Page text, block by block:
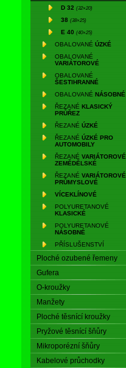
D 32 (32×20)
38 (38×25)
E 40 (40×25)
OBALOVANÉ ÚZKÉ
OBALOVANÉ
VARIÁTOROVÉ
OBALOVANÉ
ŠESTIHRANNÉ
OBALOVANÉ NÁSOBNÉ
ŘEZANÉ KLASICKÝ
PRŮŘEZ
ŘEZANÉ ÚZKÉ
ŘEZANÉ ÚZKÉ PRO
AUTOMOBILY
ŘEZANÉ VARIÁTOROVÉ
ZEMĚDĚLSKÉ
ŘEZANÉ VARIÁTOROVÉ
PRŮMYSLOVÉ
VÍCEKLÍNOVÉ
POLYURETANOVÉ
KLASICKÉ
POLYURETANOVÉ
NÁSOBNÉ
PŘÍSLUŠENSTVÍ
Ploché ozubené řemeny
Gufera
O-kroužky
Manžety
Ploché těsnící kroužky
Pryžové těsnící šňůry
Mikroporézní šňůry
Kabelové průchodky